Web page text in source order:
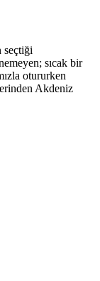
seçtiği
sıcak bir
otururken
Akdeniz